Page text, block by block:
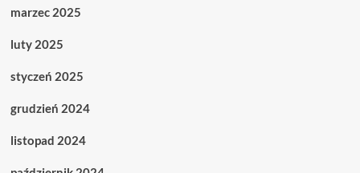
marzec 2025
luty 2025
styczeń 2025
grudzień 2024
listopad 2024